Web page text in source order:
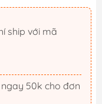
ship với mã